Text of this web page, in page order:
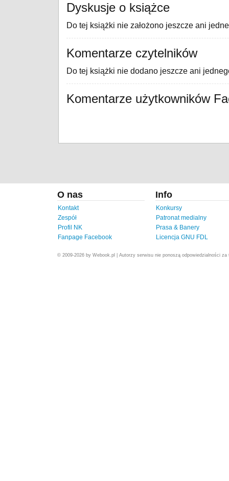
Dyskusje o książce
Do tej książki nie założono jeszcze ani
Komentarze czytelników
Do tej książki nie dodano jeszcze ani
Komentarze użytkowników
O nas
Kontakt
Zespół
Profil NK
Fanpage Facebook
Info
Konkursy
Patronat medialny
Prasa & Banery
Licencja GNU FDL
© 2009-2026 by Webook.pl | Autorzy serwisu nie ponoszą odpowiedzialności